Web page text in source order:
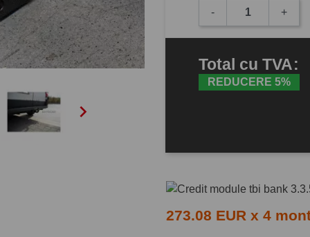

- +
Total cu TVA:
REDUCERE 5%
273.08 EUR x 4